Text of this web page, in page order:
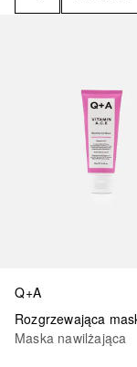
Q+A
Maska nawilżająca